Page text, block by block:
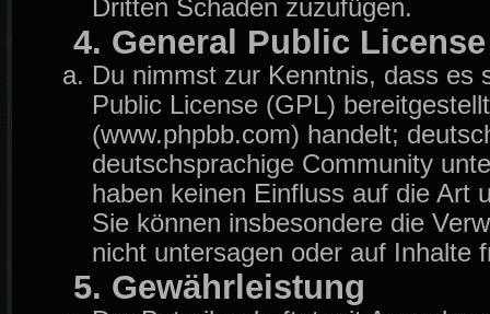
Dritten Schaden zuzufügen.
4. General Public License
Du nimmst zur Kenntnis, dass es
Public License (GPL)
(www.phpbb.com) handelt;
deutschsprachige Community
haben keinen Einfluss auf die Art
Sie können insbesondere die
nicht untersagen oder auf Inhalte
5. Gewährleistung